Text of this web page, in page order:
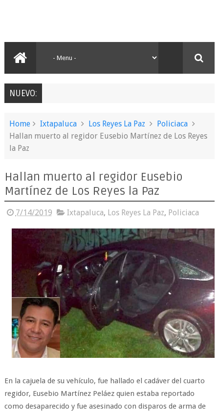
NUEVO:
Home Ixtapaluca Los Reyes La Paz
Policiaca
Hallan muerto al regidor Eusebio Martínez de Los Reyes
la Paz
Hallan muerto al regidor Eusebio
Martínez de Los Reyes la Paz
7/14/2019 Ixtapaluca, Los Reyes La Paz, Policiaca
En la cajuela de su vehículo, fue hallado el cadáver del cuarto
regidor, Eusebio Martínez Peláez quien estaba reportado
como desaparecido y fue asesinado con disparos de arma de